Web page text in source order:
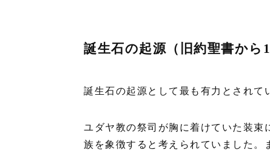
誕生石の起源（旧約聖書から
誕生石の起源として最も有力とされて
ユダヤ教の祭司が胸に着けていた装束
族を象徴すると考えられていました。